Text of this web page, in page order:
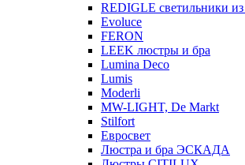
REDIGLE светильники
Evoluce
FERON
LEEK люстры и бра
Lumina Deco
Lumis
Moderli
MW-LIGHT, De Markt
Stilfort
Евросвет
Люстра и бра ЭСКАДА